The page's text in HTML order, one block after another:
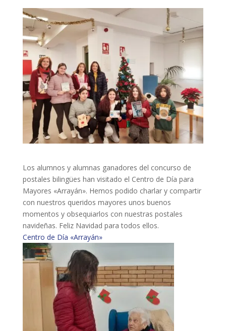
Los alumnos y alumnas ganadores del concurso de
postales bilingües han visitado el Centro de Día para
Mayores «Arrayán». Hemos podido charlar y compartir
con nuestros queridos mayores unos buenos
momentos y obsequiarlos con nuestras postales
navideñas. Feliz Navidad para todos ellos.
Centro de Día «Arrayán»